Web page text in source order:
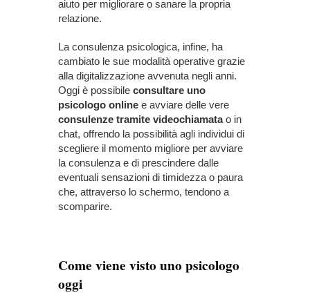
aiuto per migliorare o sanare la propria
relazione.
La consulenza psicologica, infine, ha
cambiato le sue modalità operative grazie
alla digitalizzazione avvenuta negli anni.
Oggi è possibile consultare uno
psicologo online e avviare delle vere
consulenze tramite videochiamatao in
chat, offrendo la possibilità agli individui di
scegliere il momento migliore per avviare
la consulenza e di prescindere dalle
eventuali sensazioni di timidezza o paura
che, attraverso lo schermo, tendono a
scomparire.
Come viene visto uno psicologo
oggi